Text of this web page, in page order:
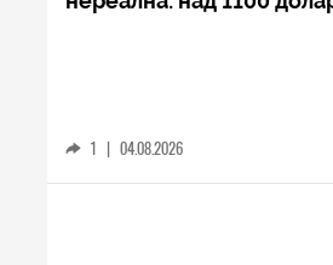
1 | 04.08.2026